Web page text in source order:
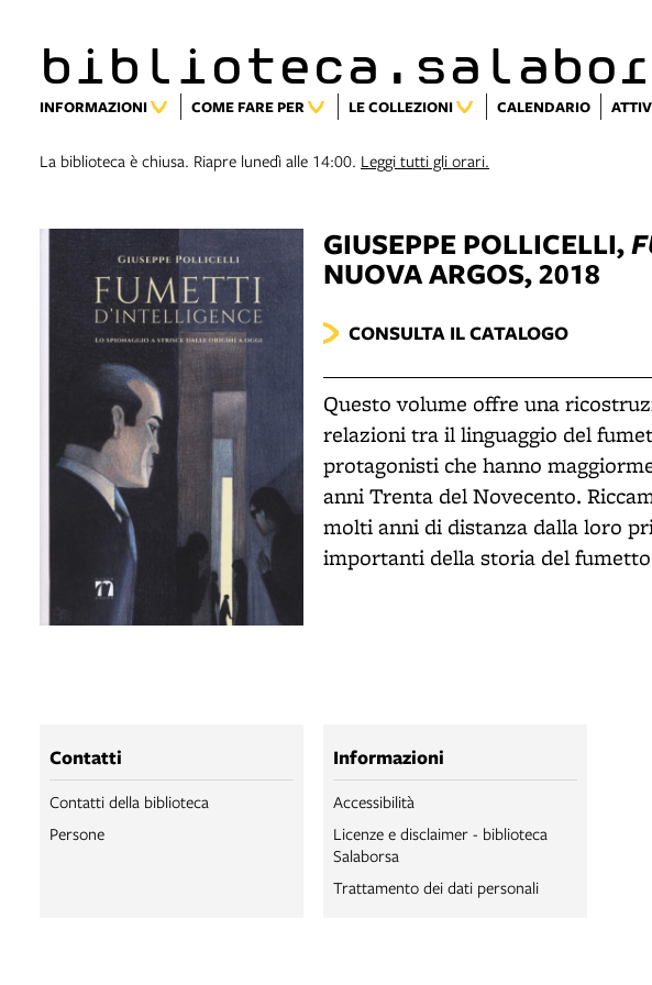
INFORMAZIONI COME FARE PER LE COLLEZIONI CALENDARIO
La biblioteca è chiusa. Riapre lunedì alle 14:00. Leggi tutti gli orari.
GIUSEPPE POLLICELLI,
NUOVA ARGOS, 2018
CONSULTA IL CATALOGO
Questo volume offre una
relazioni tra il linguaggio del
protagonisti che hanno
anni Trenta del Novecento.
molti anni di distanza dalla loro
importanti della storia del
Contatti
Contatti della biblioteca
Persone
Informazioni
Accessibilità
Licenze e disclaimer - biblioteca
Salaborsa
Trattamento dei dati personali